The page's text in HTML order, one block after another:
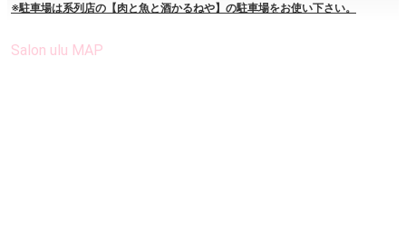
※駐車場は系列店の【肉と魚と酒かるねや】の駐車場をお使い下さい。
Salon ulu MAP